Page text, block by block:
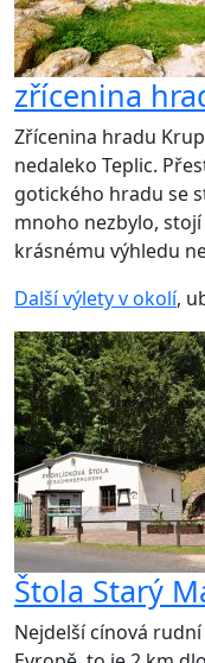
zřícenina
Zřícenina hradu
nedaleko Teplic.
gotického hradu se
mnoho nezbylo,
krásnému výhledu
Další výlety v okolí,
Štola Starý
Nejdelší cínová